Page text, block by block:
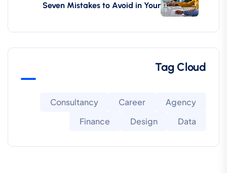
Seven Mistakes to Avoid in Your
Tag Cloud
Agency
Career
Consultancy
Data
Design
Finance